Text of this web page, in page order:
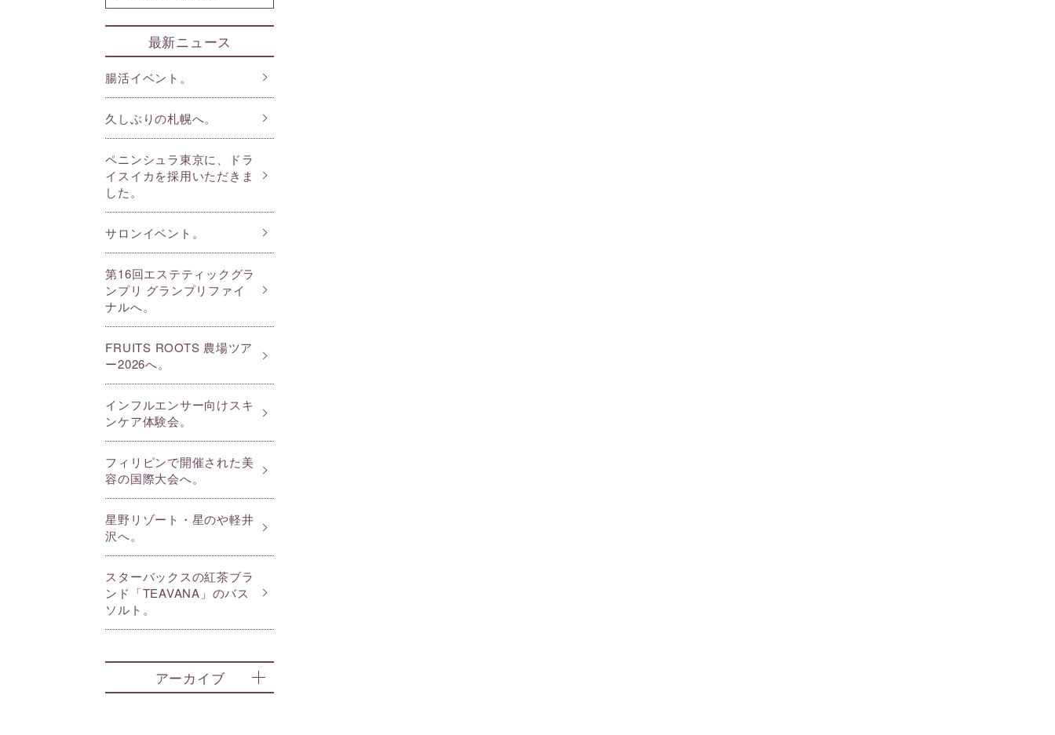
最新ニュース
腸活イベント。
久しぶりの札幌へ。
ペニンシュラ東京に、ドラ
イスイカを採用いただきま
した。
サロンイベント。
第16回エステティックグラ
ンプリ グランプリファイ
ナルへ。
FRUITS ROOTS 農場ツア
ー2026へ。
インフルエンサー向けスキ
ンケア体験会。
フィリピンで開催された美
容の国際大会へ。
星野リゾート・星のや軽井
沢へ。
スターバックスの紅茶ブラ
ンド「TEAVANA」のバス
ソルト。
アーカイブ